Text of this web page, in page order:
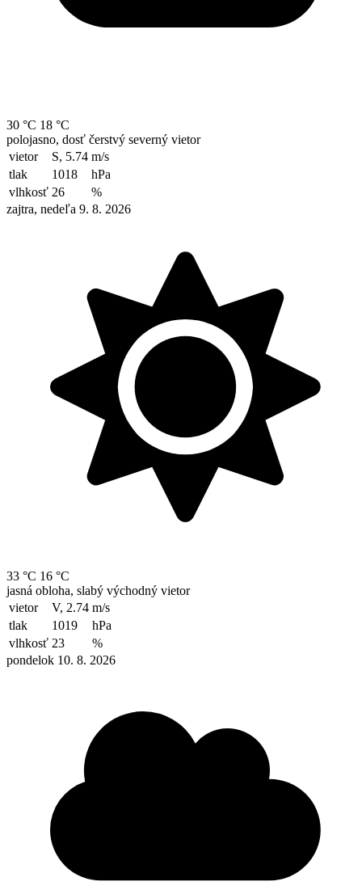
30 °C 18 °C
polojasno, dosť čerstvý severný vietor
vietor
S, 5.74 m/s
tlak
1018
hPa
vlhkosť 26
%
zajtra, nedeľa 9. 8. 2026
33 °C 16 °C
jasná obloha, slabý východný vietor
vietor
V, 2.74 m/s
tlak
1019
hPa
vlhkosť 23
%
pondelok 10. 8. 2026